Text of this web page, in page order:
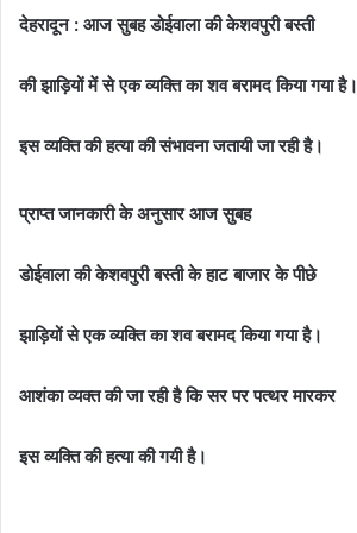
देहरादून : आज सुबह डोईवाला की केशवपुरी बस्ती
की झाड़ियों में से एक व्यक्ति का शव बरामद किया गया है।
इस व्यक्ति की हत्या की संभावना जतायी जा रही है।
प्राप्त जानकारी के अनुसार आज सुबह
डोईवाला की केशवपुरी बस्ती के हाट बाजार के पीछे
झाड़ियों से एक व्यक्ति का शव बरामद किया गया है।
आशंका व्यक्त की जा रही है कि सर पर पत्थर मारकर
इस व्यक्ति की हत्या की गयी है।